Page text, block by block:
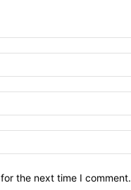
the next time I comment.